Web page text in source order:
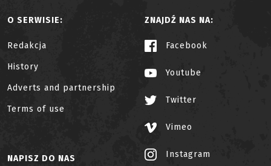
O SERWISIE:
Redakcja
History
Adverts and partnership
Terms of use
ZNAJDŹ NAS NA:
Facebook
Youtube
Twitter
Vimeo
Instagram
NAPISZ DO NAS